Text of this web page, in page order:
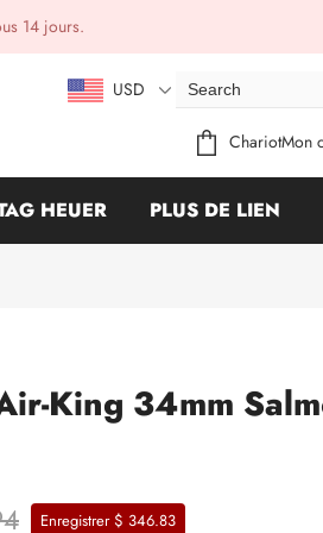
14 jours.
USD
ChariotMon
HEUER PLUS DE LIEN
King 34mm
Enregistrer $ 346.83